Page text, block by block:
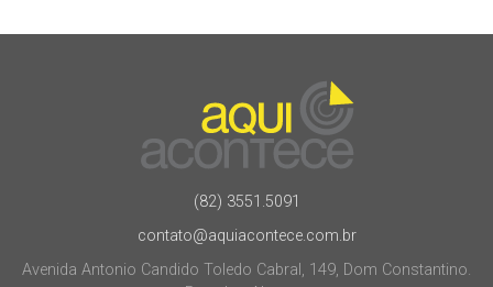
(82) 3551.5091
contato@aquiacontece.com.br
Avenida Antonio Candido Toledo Cabral, 149, Dom Constantino.